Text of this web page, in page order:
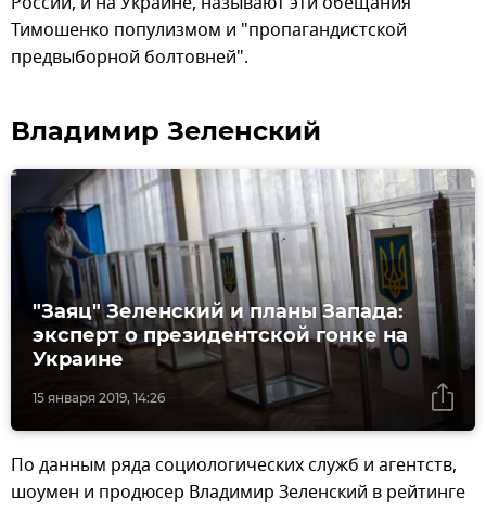
Тимошенко популизмом и "пропагандистской
предвыборной болтовней".
Владимир Зеленский
15 января 2019, 14:26
"Заяц" Зеленский и планы Запада:
эксперт о президентской гонке на
Украине
По данным ряда социологических служб и агентств,
шоумен и продюсер Владимир Зеленский в рейтинге